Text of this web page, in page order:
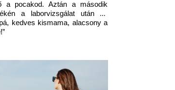
a pocakod. Aztán a második
a laborvizsgálat után az
kedves kismama, alacsony a